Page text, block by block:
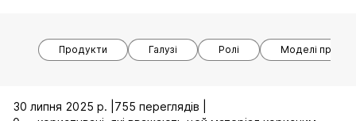
Продукти Галузі Ролі Моделі
30 липня 2025 р. | 755 переглядів |